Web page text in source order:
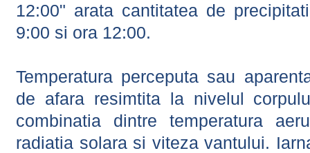
12:00" arata cantitatea de
9:00 si ora 12:00.
Temperatura perceputa sau
de afara resimtita la nivelul
combinatia dintre temperatura
radiatia solara si viteza vantului.